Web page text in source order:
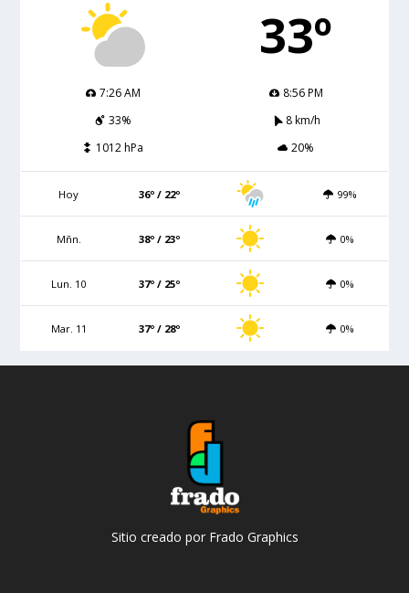
33º
7:26 AM
8:56 PM
33%
8 km/h
1012 hPa
20%
Hoy 36º / 22º 99%
Mñn. 38º / 23º 0%
Lun. 10 37º / 25º 0%
Mar. 11 37º / 28º 0%
Sitio creado por Frado Graphics